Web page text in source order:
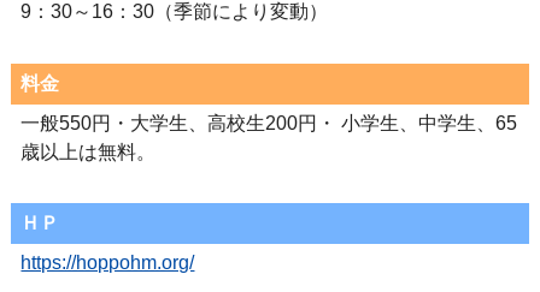
9：30～16：30（季節により変動）
料金
一般550円・大学生、高校生200円・ 小学生、中学生、65
歳以上は無料。
ＨＰ
https://hoppohm.org/